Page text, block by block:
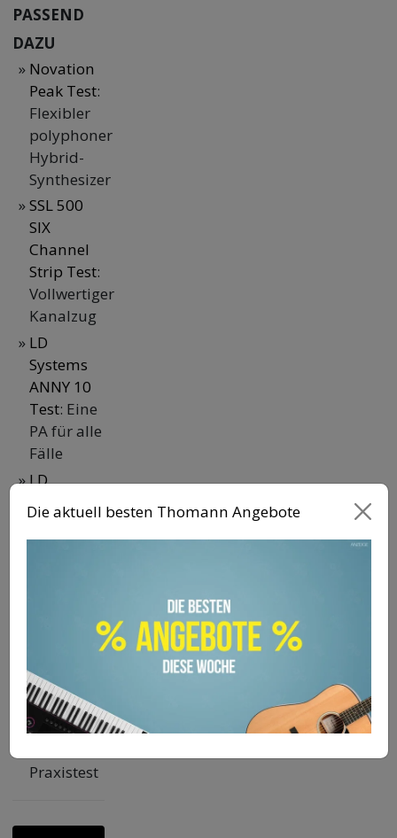
PASSEND
DAZU
Novation
Peak Test:
Flexibler
polyphoner
Hybrid-
Synthesizer
SSL 500
SIX
Channel
Strip Test:
Vollwertiger
Kanalzug
LD
Systems
ANNY 10
Test: Eine
PA für alle
Fälle
LD
Systems
Maui 28
G3 Test:
U508 HBH
2 Test:
Funksystem
Praxistest
Die aktuell besten Thomann Angebote